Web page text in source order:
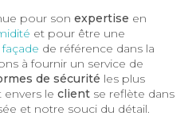
pour son expertise en
et pour être une
de référence dans la
à fournir un service de
de sécurité les plus
le client se reflète dans
et notre souci du détail.